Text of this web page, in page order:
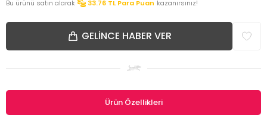
Bu ürünü satın alarak 33.76 TL Para Puan kazanırsınız!
GELINCE HABER VER
Ürün Özellikleri